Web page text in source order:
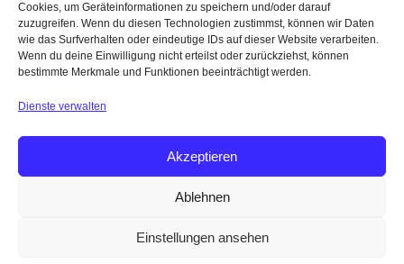
Cookies, um Geräteinformationen zu speichern und/oder darauf
zuzugreifen. Wenn du diesen Technologien zustimmst, können wir Daten
wie das Surfverhalten oder eindeutige IDs auf dieser Website verarbeiten.
Wenn du deine Einwilligung nicht erteilst oder zurückziehst, können
bestimmte Merkmale und Funktionen beeinträchtigt werden.
Dienste verwalten
Akzeptieren
Ablehnen
Einstellungen ansehen
Bio-Hacking und Longevity – nur coole Wörter oder
steckt da etwas substantielles dahinter?
Was ist gesunder Stuhlgang?
WERBEHINWEIS
NEWSLETTER